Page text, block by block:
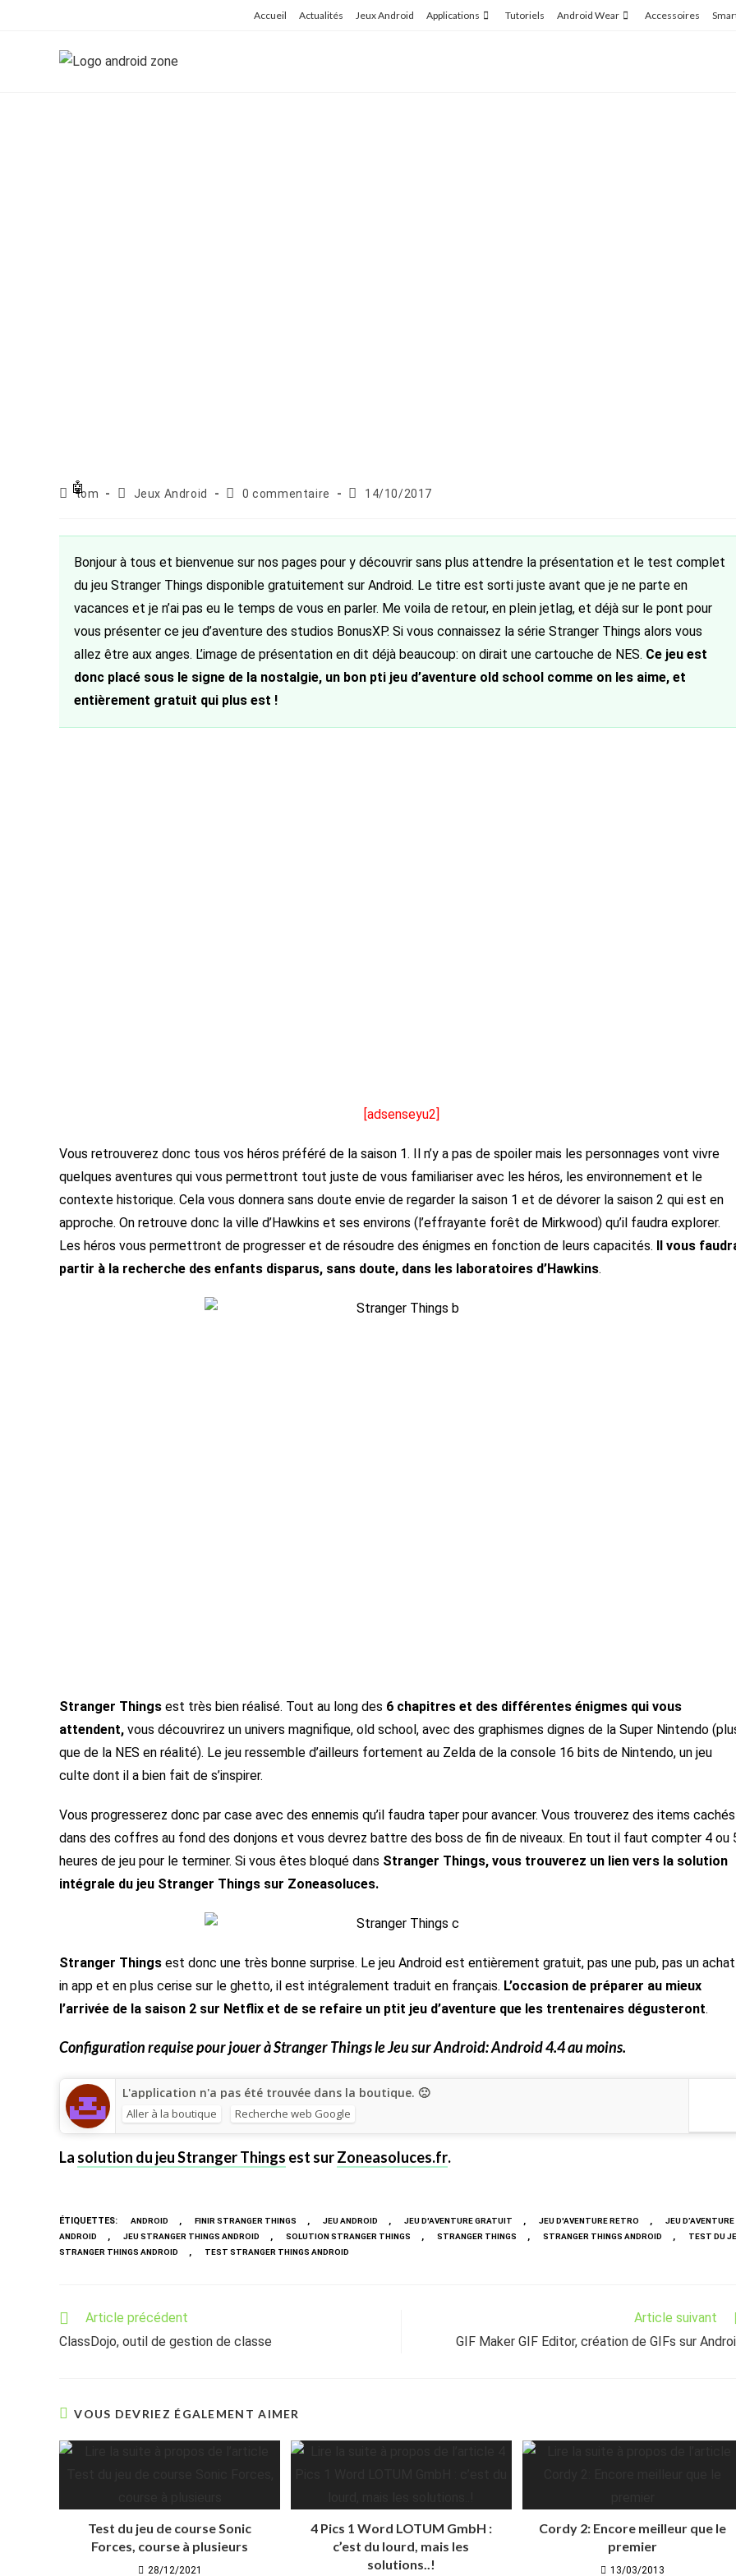
Accueil Actualités Jeux Android Applications Tutoriels Android Wear Accessoires
Auteur/autrice
publication :
tom
PostJeux Android
Commentaires
publication :
0 commentaire
Publication
14/10/2017
Bonjour à tous et bienvenue sur nos pages pour y découvrir sans plus attendre la présentation et le test complet
du jeu Stranger Things disponible gratuitement sur Android. Le titre est sorti juste avant que je ne parte en
vacances et je n’ai pas eu le temps de vous en parler. Me voila de retour, en plein jetlag, et déjà sur le pont pour
vous présenter ce jeu d’aventure des studios BonusXP. Si vous connaissez la série Stranger Things alors vous
allez être aux anges. L’image de présentation en dit déjà beaucoup: on dirait une cartouche de NES. Ce jeu est
donc placé sous le signe de la nostalgie, un bon pti jeu d’aventure old school comme on les aime, et
entièrement gratuit qui plus est !
[adsenseyu2]
Vous retrouverez donc tous vos héros préféré de la saison 1. Il n’y a pas de spoiler mais les personnages vont vivre
quelques aventures qui vous permettront tout juste de vous familiariser avec les héros, les environnement et le
contexte historique. Cela vous donnera sans doute envie de regarder la saison 1 et de dévorer la saison 2 qui est en
approche. On retrouve donc la ville d’Hawkins et ses environs (l’effrayante forêt de Mirkwood) qu’il faudra explorer.
Les héros vous permettront de progresser et de résoudre des énigmes en fonction de leurs capacités. Il vous
partir à la recherche des enfants disparus, sans doute, dans les laboratoires d’Hawkins.
Stranger Things est très bien réalisé. Tout au long des 6 chapitres et des différentes énigmes qui vous
attendent, vous découvrirez un univers magnifique, old school, avec des graphismes dignes de la Super Nintendo
que de la NES en réalité). Le jeu ressemble d’ailleurs fortement au Zelda de la console 16 bits de Nintendo, un jeu
culte dont il a bien fait de s’inspirer.
Vous progresserez donc par case avec des ennemis qu’il faudra taper pour avancer. Vous trouverez des items cachés
dans des coffres au fond des donjons et vous devrez battre des boss de fin de niveaux. En tout il faut compter 4 ou
heures de jeu pour le terminer. Si vous êtes bloqué dans Stranger Things, vous trouverez un lien vers la solution
intégrale du jeu Stranger Things sur Zoneasoluces.
Stranger Things est donc une très bonne surprise. Le jeu Android est entièrement gratuit, pas une pub, pas un achat
in app et en plus cerise sur le ghetto, il est intégralement traduit en français. L’occasion de préparer au mieux
l’arrivée de la saison 2 sur Netflix et de se refaire un ptit jeu d’aventure que les trentenaires dégusteront.
Configuration requise pour jouer àStranger Thingsle Jeu sur Android: Android 4.4 au moins.
L'application n'a pas été trouvée dans la boutique. 🙁
Aller à la boutique Recherche web Google
La solution du jeu Stranger Things est surZoneasoluces.fr.
ÉTIQUETTES: ANDROID , FINIR STRANGER THINGS , JEU ANDROID , JEU D'AVENTURE GRATUIT , JEU D'AVENTURE RETRO ,
JEU D’AVENTURE
ANDROID
, JEU STRANGER THINGS ANDROID , SOLUTION STRANGER THINGS , STRANGER THINGS , STRANGER THINGS ANDROID ,
TEST DU
STRANGER THINGS ANDROID
, TEST STRANGER THINGS ANDROID
Read
articles
Article précédent
ClassDojo, outil de gestion de classe
Article suivant
GIF Maker GIF Editor, création de GIFs sur
VOUS DEVRIEZ ÉGALEMENT AIMER
Test du jeu de course Sonic
Forces, course à plusieurs
28/12/2021
4 Pics 1 Word LOTUM GmbH :
c’est du lourd, mais les
solutions..!
Cordy 2: Encore meilleur que le
premier
13/03/2013